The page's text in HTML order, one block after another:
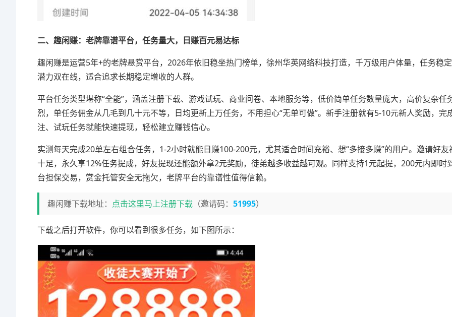
二、趣闲赚：老牌靠谱平台，任务量大，日赚百元易达标
趣闲赚是运营5年+的老牌悬赏平台，2026年依旧稳坐热门榜单，徐州华英网络科技打造，千万级用户体量，任务稳
潜力双在线，适合追求长期稳定增收的人群。
平台任务类型堪称“全能”，涵盖注册下载、游戏试玩、商业问卷、本地服务等，低价简单任务数量庞大，高价复杂任
烈，单任务佣金从几毛到几十元不等，日均更新上万任务，不用担心“无单可做”。新手注册就有5-10元新人奖励，完
注、试玩任务就能快速提现，轻松建立赚钱信心。
实测每天完成20单左右组合任务，1-2小时就能日赚100-200元，尤其适合时间充裕、想“多接多赚”的用户。邀请好友
十足，永久享12%任务提成，好友提现还能额外拿2元奖励，徒弟越多收益越可观。同样支持1元起提，200元内即时
台担保交易，赏金托管安全无拖欠，老牌平台的靠谱性值得信赖。
趣闲赚下载地址： 点击这里马上注册下载 （邀请码： 51995）
下载之后打开软件，你可以看到很多任务，如下图所示：